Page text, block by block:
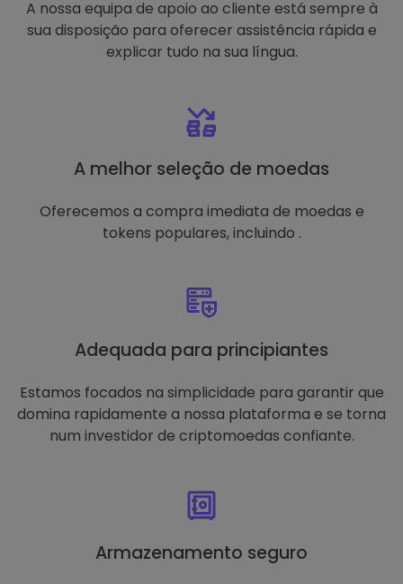
A nossa equipa de apoio ao cliente está sempre à
sua disposição para oferecer assistência rápida e
explicar tudo na sua língua.
A melhor seleção de moedas
Oferecemos a compra imediata de moedas e
tokens populares, incluindo .
Adequada para principiantes
Estamos focados na simplicidade para garantir que
domina rapidamente a nossa plataforma e se torna
num investidor de criptomoedas confiante.
Armazenamento seguro